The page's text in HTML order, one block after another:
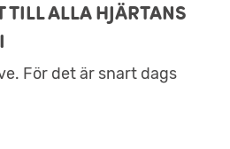
TILL ALLA HJÄRTANS
För det är snart dags